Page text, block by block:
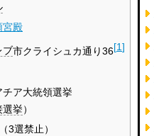
宮殿
ブ市クライシュカ通り36[1]
チア大統領選挙
選挙）
3選禁止）